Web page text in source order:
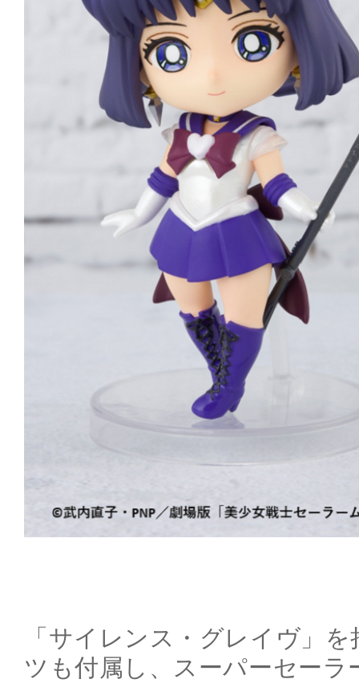
「サイレンス・グレイヴ」
ツも付属し、スーパーセーラ